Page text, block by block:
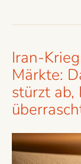
Iran-
Märkte:
stürzt